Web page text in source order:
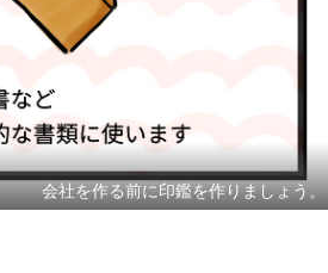
会社を作る前に印鑑を作りましょう。